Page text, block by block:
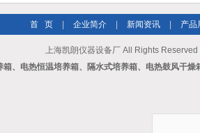
首 页 企业简介 新闻资讯 产品
上海凯朗仪器设备厂 All Rights Reserved
箱、电热恒温培养箱、隔水式培养箱、电热鼓风干